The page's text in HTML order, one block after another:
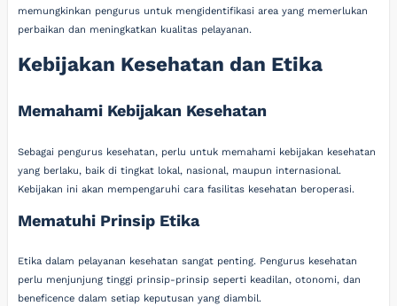
memungkinkan pengurus untuk mengidentifikasi area yang memerlukan
perbaikan dan meningkatkan kualitas pelayanan.
Kebijakan Kesehatan dan Etika
Memahami Kebijakan Kesehatan
Sebagai pengurus kesehatan, perlu untuk memahami kebijakan kesehatan
yang berlaku, baik di tingkat lokal, nasional, maupun internasional.
Kebijakan ini akan mempengaruhi cara fasilitas kesehatan beroperasi.
Mematuhi Prinsip Etika
Etika dalam pelayanan kesehatan sangat penting. Pengurus kesehatan
perlu menjunjung tinggi prinsip-prinsip seperti keadilan, otonomi, dan
beneficence dalam setiap keputusan yang diambil.